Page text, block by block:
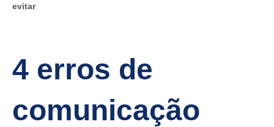
evitar
4 erros de
comunicação